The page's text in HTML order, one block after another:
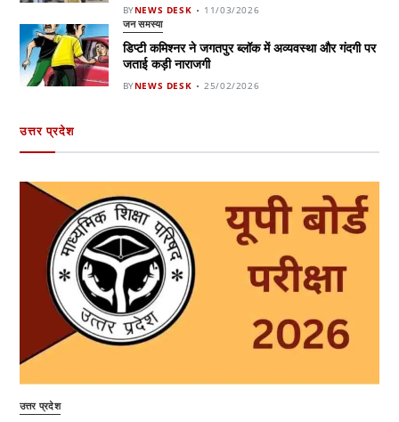
BYNEWS DESK 11/03/2026
जन समस्या
डिप्टी कमिश्नर ने जगतपुर ब्लॉक में अव्यवस्था और गंदगी पर
जताई कड़ी नाराजगी
BYNEWS DESK 25/02/2026
उत्तर प्रदेश
उत्तर प्रदेश